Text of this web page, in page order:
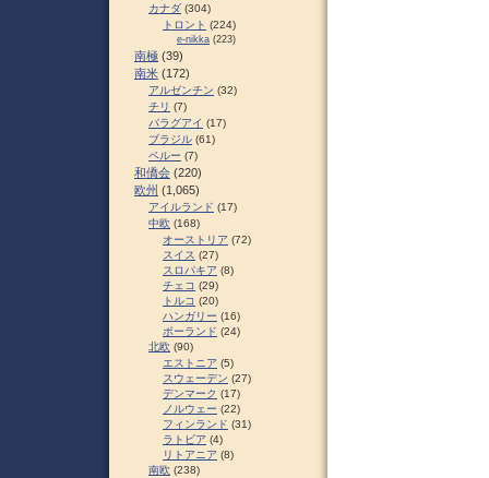
カナダ (304)
トロント (224)
e-nikka (223)
南極 (39)
南米 (172)
アルゼンチン (32)
チリ (7)
パラグアイ (17)
ブラジル (61)
ペルー (7)
和僑会 (220)
欧州 (1,065)
アイルランド (17)
中欧 (168)
オーストリア (72)
スイス (27)
スロパキア (8)
チェコ (29)
トルコ (20)
ハンガリー (16)
ポーランド (24)
北欧 (90)
エストニア (5)
スウェーデン (27)
デンマーク (17)
ノルウェー (22)
フィンランド (31)
ラトビア (4)
リトアニア (8)
南欧 (238)